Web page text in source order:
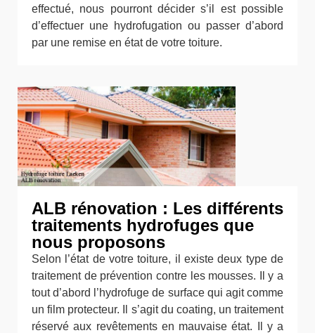
effectué, nous pourront décider s’il est possible
d’effectuer une hydrofugation ou passer d’abord
par une remise en état de votre toiture.
ALB rénovation : Les différents
traitements hydrofuges que
nous proposons
Selon l’état de votre toiture, il existe deux type de
traitement de prévention contre les mousses. Il y a
tout d’abord l’hydrofuge de surface qui agit comme
un film protecteur. Il s’agit du coating, un traitement
réservé aux revêtements en mauvaise état. Il y a